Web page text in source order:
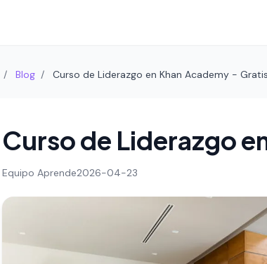
/ Blog / Curso de Liderazgo en Khan Academy -
Curso de Liderazgo
Equipo Aprende2026-04-23